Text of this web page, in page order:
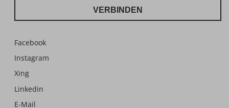
VERBINDEN
Facebook
Instagram
Xing
Linkedin
E-Mail